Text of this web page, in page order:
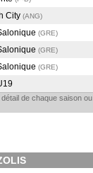
City (ANG)
(GRE)
(GRE)
(GRE)
de chaque saison ou